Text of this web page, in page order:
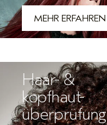
MEHR ERFAHREN
Haar- &
kopfhaut-
überprüfung